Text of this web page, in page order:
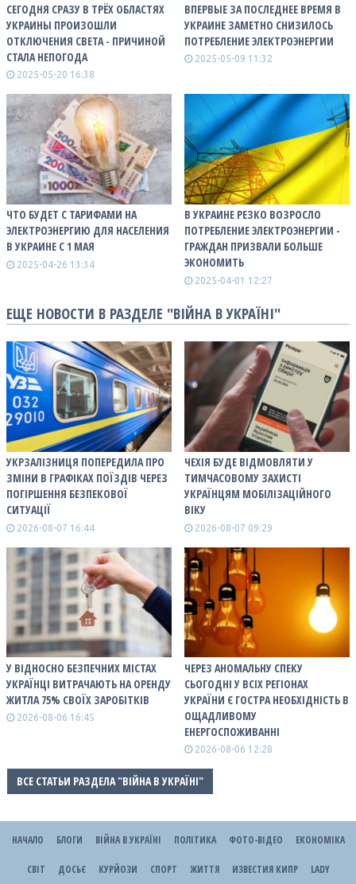
СЕГОДНЯ СРАЗУ В ТРЁХ ОБЛАСТЯХ
УКРАИНЫ ПРОИЗОШЛИ
ОТКЛЮЧЕНИЯ СВЕТА - ПРИЧИНОЙ
СТАЛА НЕПОГОДА
2025-05-20 16:38
ВПЕРВЫЕ ЗА ПОСЛЕДНЕЕ ВРЕМЯ В
УКРАИНЕ ЗАМЕТНО СНИЗИЛОСЬ
ПОТРЕБЛЕНИЕ ЭЛЕКТРОЭНЕРГИИ
2025-05-09 11:32
ЧТО БУДЕТ С ТАРИФАМИ НА
ЭЛЕКТРОЭНЕРГИЮ ДЛЯ НАСЕЛЕНИЯ
В УКРАИНЕ С 1 МАЯ
2025-04-26 13:34
В УКРАИНЕ РЕЗКО ВОЗРОСЛО
ПОТРЕБЛЕНИЕ ЭЛЕКТРОЭНЕРГИИ -
ГРАЖДАН ПРИЗВАЛИ БОЛЬШЕ
ЭКОНОМИТЬ
2025-04-01 12:27
ЕЩЕ НОВОСТИ В РАЗДЕЛЕ "ВІЙНА В УКРАЇНІ"
УКРЗАЛІЗНИЦЯ ПОПЕРЕДИЛА ПРО
ЗМІНИ В ГРАФІКАХ ПОЇЗДІВ ЧЕРЕЗ
ПОГІРШЕННЯ БЕЗПЕКОВОЇ
СИТУАЦІЇ
2026-08-07 16:44
ЧЕХІЯ БУДЕ ВІДМОВЛЯТИ У
ТИМЧАСОВОМУ ЗАХИСТІ
УКРАЇНЦЯМ МОБІЛІЗАЦІЙНОГО
ВІКУ
2026-08-07 09:29
У ВІДНОСНО БЕЗПЕЧНИХ МІСТАХ
УКРАЇНЦІ ВИТРАЧАЮТЬ НА ОРЕНДУ
ЖИТЛА 75% СВОЇХ ЗАРОБІТКІВ
2026-08-06 16:45
ЧЕРЕЗ АНОМАЛЬНУ СПЕКУ
СЬОГОДНІ У ВСІХ РЕГІОНАХ
УКРАЇНИ Є ГОСТРА НЕОБХІДНІСТЬ В
ОЩАДЛИВОМУ
ЕНЕРГОСПОЖИВАННІ
2026-08-06 12:28
ВСЕ СТАТЬИ РАЗДЕЛА "ВІЙНА В УКРАЇНІ"
НАЧАЛО БЛОГИ ВІЙНА В УКРАЇНІ ПОЛІТИКА ФОТО-ВІДЕО ЕКОНОМІКА
СВІТ ДОСЬЄ КУРЙОЗИ СПОРТ ЖИТТЯ ИЗВЕСТИЯ КИПР LADY